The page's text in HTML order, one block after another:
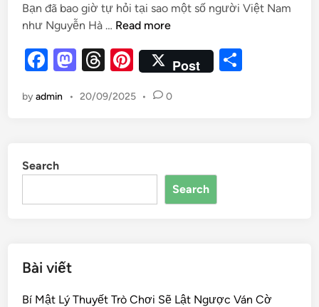
Bạn đã bao giờ tự hỏi tại sao một số người Việt Nam
như Nguyễn Hà … Read more
F
c
o
o
M
to
n
T
e
s
Pi
er
Post
byadmin • 20/09/2025 • 0
Search
Search
Bài viết
Bí Mật Lý Thuyết Trò Chơi Sẽ Lật Ngược Ván Cờ